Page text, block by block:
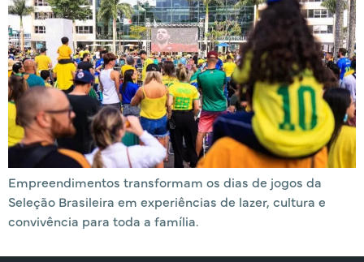
Empreendimentos transformam os dias de jogos da
Seleção Brasileira em experiências de lazer, cultura e
convivência para toda a família.